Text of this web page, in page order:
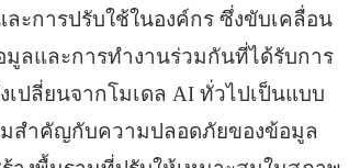
ะการปรับใช้ในองค์กร ซึ่งขับเคลื่อน
ลและการทํางานร่วมกันที่ได้รับการ
ปลี่ยนจากโมเดล AI ทั่วไปเป็นแบบ
มสำคัญกับความปลอดภัยของข้อมูล